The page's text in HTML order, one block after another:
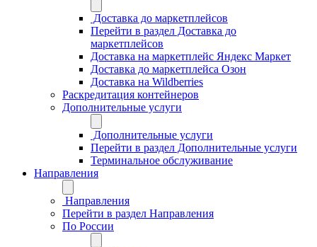
Доставка до маркетплейсов
Перейти в раздел Доставка до
маркетплейсов
Доставка на маркетплейс Яндекс Маркет
Доставка до маркетплейса Озон
Доставка на Wildberries
Раскредитация контейнеров
Дополнительные услуги
Дополнительные услуги
Перейти в раздел Дополнительные услуги
Терминальное обслуживание
Направления
Направления
Перейти в раздел Направления
По России